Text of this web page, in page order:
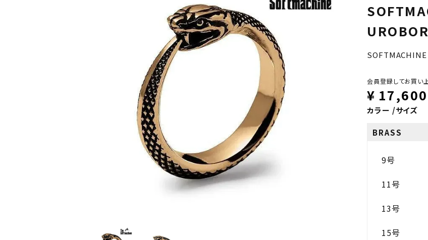
SOFTMACHINE
会員登録してお買い
¥ 17,600
カラー サイズ
BRASS
9号
11号
13号
15号